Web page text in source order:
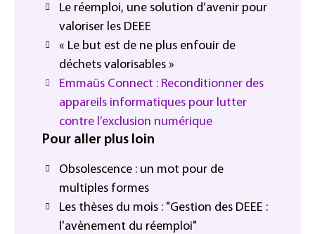
Le réemploi, une solution d’avenir pour
valoriser les DEEE
« Le but est de ne plus enfouir de
déchets valorisables »
Emmaüs Connect : Reconditionner des
appareils informatiques pour lutter
contre l’exclusion numérique
Pour aller plus loin
Obsolescence : un mot pour de
multiples formes
Les thèses du mois : "Gestion des DEEE :
l'avènement du réemploi"